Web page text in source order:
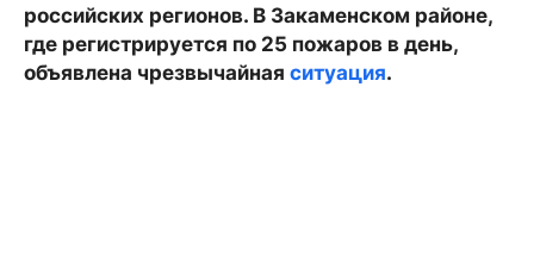
российских регионов. В Закаменском районе,
где регистрируется по 25 пожаров в день,
объявлена чрезвычайная ситуация.